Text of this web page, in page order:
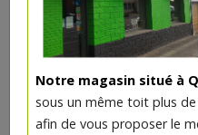
Notre magasin situé à
sous un même toit plus
afin de vous proposer le